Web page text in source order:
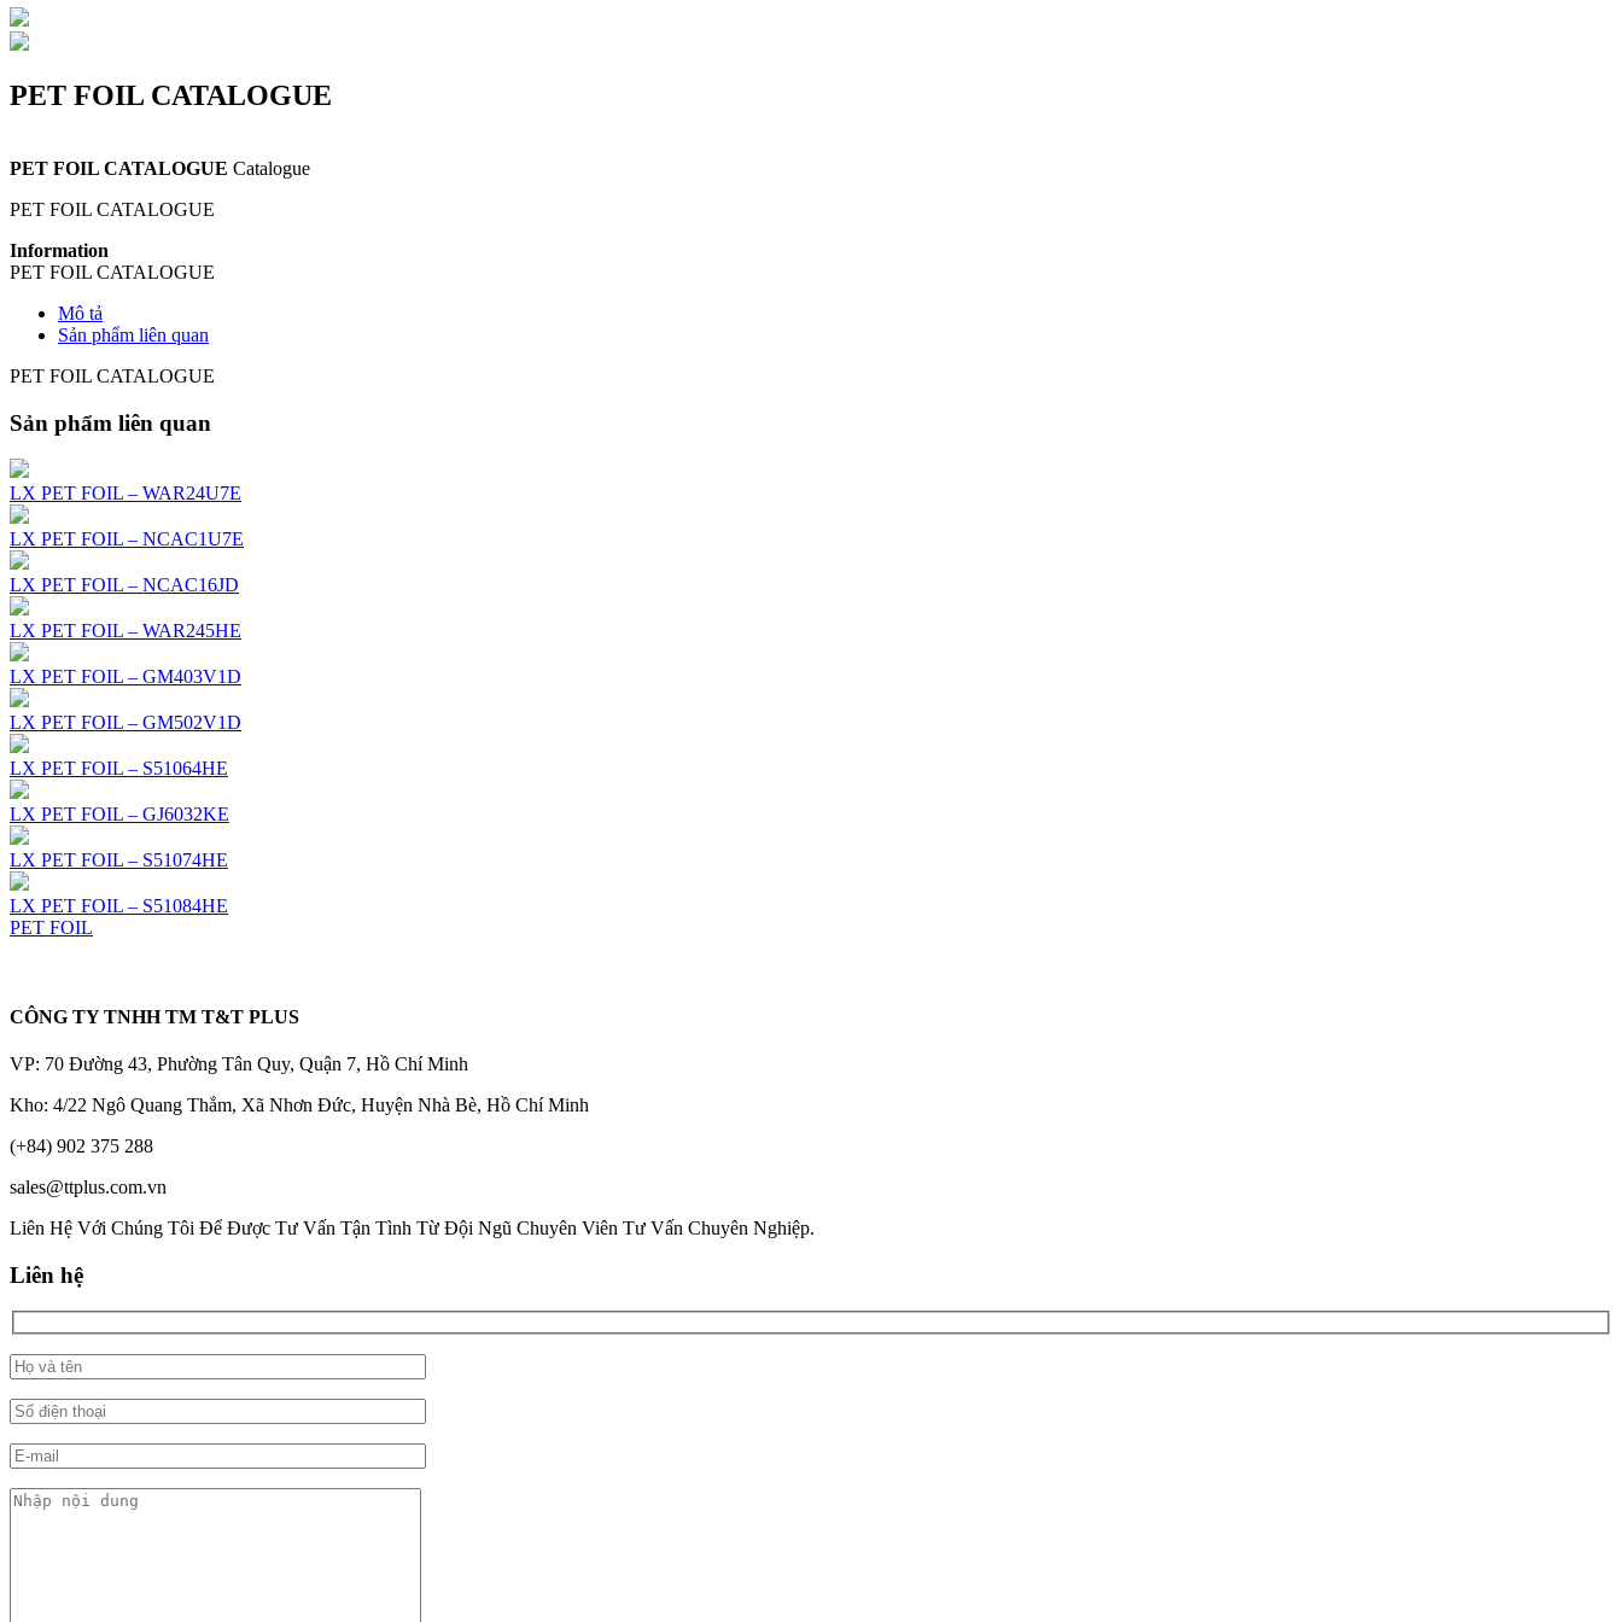
PET FOIL CATALOGUE
PET FOIL CATALOGUE Catalogue
PET FOIL CATALOGUE
Information
PET FOIL CATALOGUE
Mô tả
Sản phẩm liên quan
PET FOIL CATALOGUE
Sản phẩm liên quan
LX PET FOIL – WAR24U7E
LX PET FOIL – NCAC1U7E
LX PET FOIL – NCAC16JD
LX PET FOIL – WAR245HE
LX PET FOIL – GM403V1D
LX PET FOIL – GM502V1D
LX PET FOIL – S51064HE
LX PET FOIL – GJ6032KE
LX PET FOIL – S51074HE
LX PET FOIL – S51084HE
PET FOIL
CÔNG TY TNHH TM T&T PLUS
VP: 70 Đường 43, Phường Tân Quy, Quận 7, Hồ Chí Minh
Kho: 4/22 Ngô Quang Thắm, Xã Nhơn Đức, Huyện Nhà Bè, Hồ Chí Minh
(+84) 902 375 288
sales@ttplus.com.vn
Liên Hệ Với Chúng Tôi Để Được Tư Vấn Tận Tình Từ Đội Ngũ Chuyên Viên Tư Vấn Chuyên Nghiệp.
Liên hệ